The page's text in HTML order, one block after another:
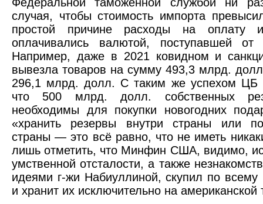
случая, чтобы стоимость импорта
простой причине расходы на оплату
оплачивались валютой, поступавшей от
Например, даже в 2021 ковидном и
вывезла товаров на сумму 493,3 млрд.
296,1 млрд. долл. С таким же успехом ЦБ
что 500 млрд. долл. собственных
необходимы для покупки новогодних
«хранить резервы внутри страны или
страны — это всё равно, что не иметь
лишь отметить, что Минфин США, видимо,
умственной отсталости, а также
идеями г-жи Набиуллиной, скупил по всему
и хранит их исключительно на американской